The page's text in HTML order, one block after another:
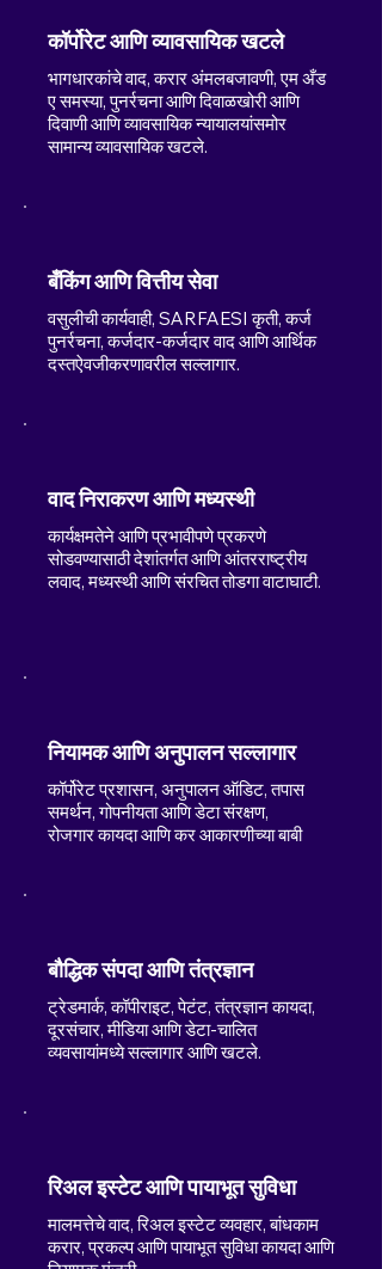
कॉर्पोरेट आणि व्यावसायिक खटले
भागधारकांचे वाद, करार अंमलबजावणी, एम अँड
ए समस्या, पुनर्रचना आणि दिवाळखोरी आणि
दिवाणी आणि व्यावसायिक न्यायालयांसमोर
सामान्य व्यावसायिक खटले.
बँकिंग आणि वित्तीय सेवा
वसुलीची कार्यवाही, SARFAESI कृती, कर्ज
पुनर्रचना, कर्जदार-कर्जदार वाद आणि आर्थिक
दस्तऐवजीकरणावरील सल्लागार.
वाद निराकरण आणि मध्यस्थी
कार्यक्षमतेने आणि प्रभावीपणे प्रकरणे
सोडवण्यासाठी देशांतर्गत आणि आंतरराष्ट्रीय
लवाद, मध्यस्थी आणि संरचित तोडगा वाटाघाटी.
नियामक आणि अनुपालन सल्लागार
कॉर्पोरेट प्रशासन, अनुपालन ऑडिट, तपास
समर्थन, गोपनीयता आणि डेटा संरक्षण,
रोजगार कायदा आणि कर आकारणीच्या बाबी
बौद्धिक संपदा आणि तंत्रज्ञान
ट्रेडमार्क, कॉपीराइट, पेटंट, तंत्रज्ञान कायदा,
दूरसंचार, मीडिया आणि डेटा-चालित
व्यवसायांमध्ये सल्लागार आणि खटले.
रिअल इस्टेट आणि पायाभूत सुविधा
मालमत्तेचे वाद, रिअल इस्टेट व्यवहार, बांधकाम
करार, प्रकल्प आणि पायाभूत सुविधा कायदा आणि